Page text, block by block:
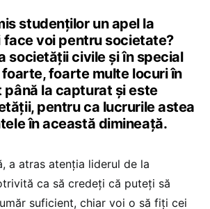
studenților un apel la
face voi pentru societate?
societății civile și în special
foarte multe locuri în
până la capturat și este
pentru ca lucrurile astea
în această dimineață.
a atras atenția liderul de la
ca să credeți că puteți să
suficient, chiar voi o să fiți cei